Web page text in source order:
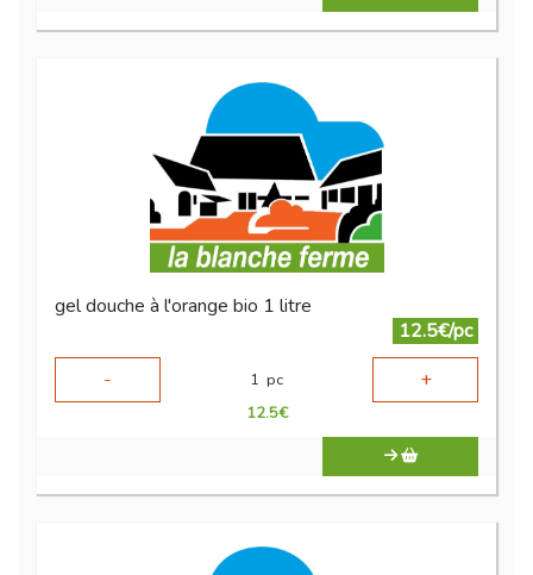
gel douche à l'orange bio 1 litre
12.5€/pc
-
1 pc +
12.5€